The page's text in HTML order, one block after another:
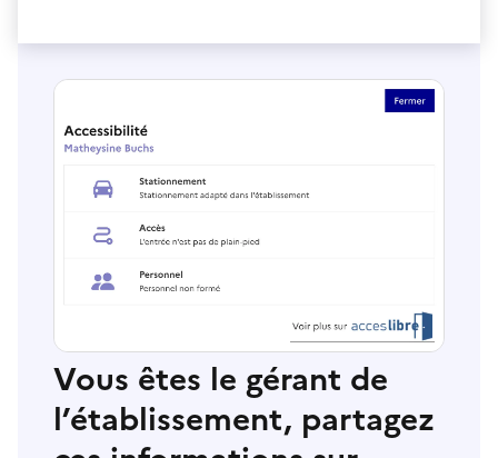
Vous êtes le gérant de
l’établissement, partagez